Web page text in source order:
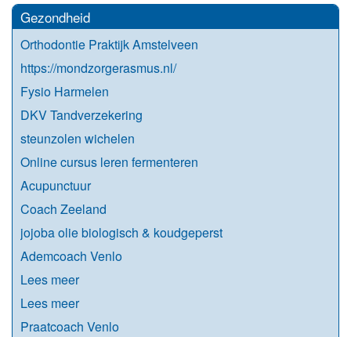
Gezondheid
Orthodontie Praktijk Amstelveen
https://mondzorgerasmus.nl/
Fysio Harmelen
DKV Tandverzekering
steunzolen wichelen
Online cursus leren fermenteren
Acupunctuur
Coach Zeeland
jojoba olie biologisch & koudgeperst
Ademcoach Venlo
Lees meer
Lees meer
Praatcoach Venlo